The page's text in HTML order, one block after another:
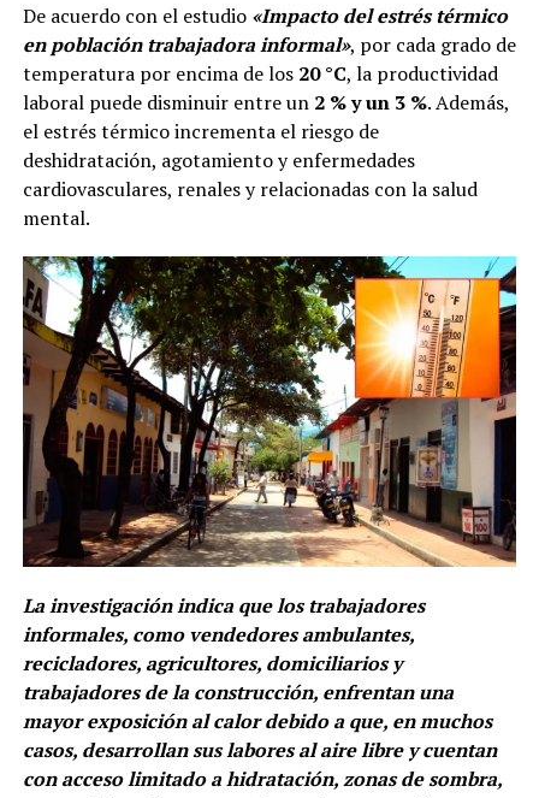
De acuerdo con el estudio «Impacto del estrés térmico
en población trabajadora informal», por cada grado de
temperatura por encima de los 20 °C, la productividad
laboral puede disminuir entre un 2 % y un 3 %. Además,
el estrés térmico incrementa el riesgo de
deshidratación, agotamiento y enfermedades
cardiovasculares, renales y relacionadas con la salud
mental.
La investigación indica que los trabajadores
informales, como vendedores ambulantes,
recicladores, agricultores, domiciliarios y
trabajadores de la construcción, enfrentan una
mayor exposición al calor debido a que, en muchos
casos, desarrollan sus labores al aire libre y cuentan
con acceso limitado a hidratación, zonas de sombra,